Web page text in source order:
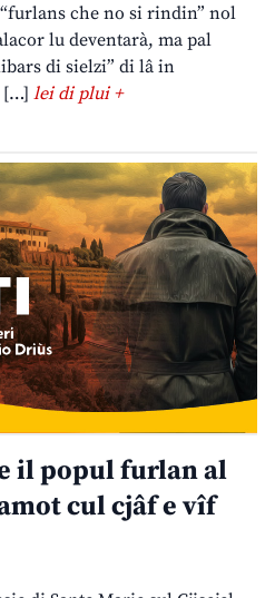
che no si rindin” nol
lu deventarà, ma pal
di sielzi” di lâ in
[…] lei di plui +
il popul furlan al
cul cjâf e vîf